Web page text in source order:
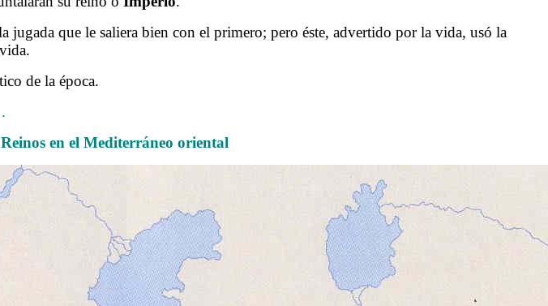
jugada que le saliera bien con el primero; pero éste, advertido por la vida, usó la
de la época.
.
en el Mediterráneo oriental